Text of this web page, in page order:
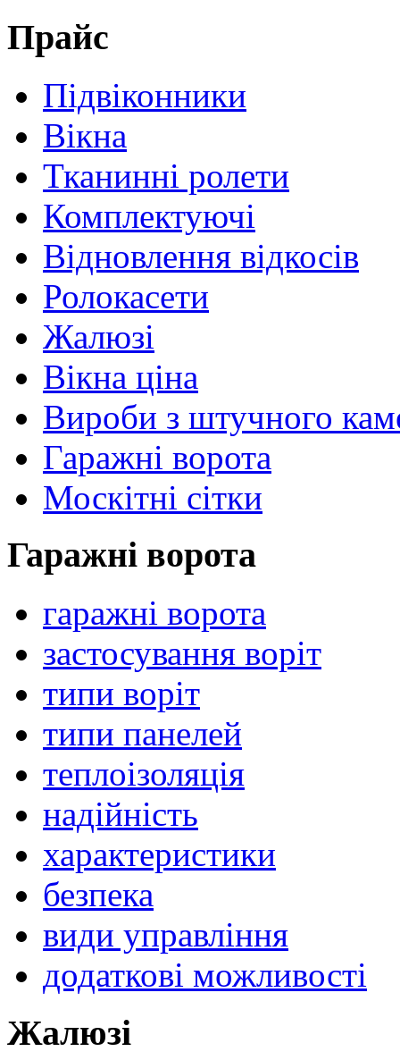
Прайс
Підвіконники
Вікна
Тканинні ролети
Комплектуючі
Відновлення відкосів
Ролокасети
Жалюзі
Вікна ціна
Вироби з штучного
Гаражні ворота
Москітні сітки
Гаражні ворота
гаражні ворота
застосування воріт
типи воріт
типи панелей
теплоізоляція
надійність
характеристики
безпека
види управління
додаткові можливості
Жалюзі